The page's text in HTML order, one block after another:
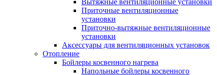
Вытяжные вентиляционные установки
Приточные вентиляционные
установки
Приточно-вытяжные вентиляционные
установки
Аксессуары для вентиляционных установок
Отопление
Бойлеры косвенного нагрева
Напольные бойлеры косвенного